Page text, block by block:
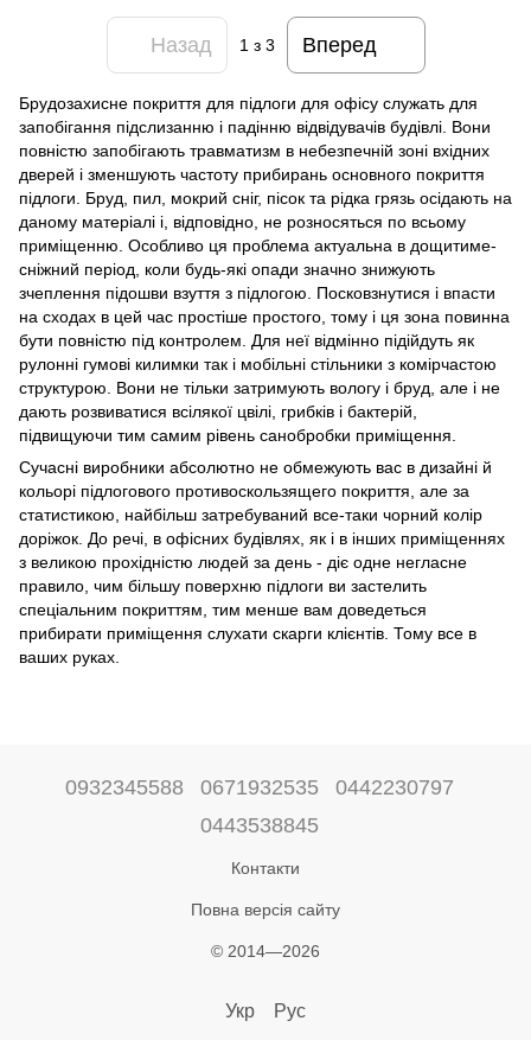
Назад 1 з 3 Вперед
Брудозахисне покриття для підлоги для офісу служать для
запобігання підслизанню і падінню відвідувачів будівлі. Вони
повністю запобігають травматизм в небезпечній зоні вхідних
дверей і зменшують частоту прибирань основного покриття
підлоги. Бруд, пил, мокрий сніг, пісок та рідка грязь осідають на
даному матеріалі і, відповідно, не розносяться по всьому
приміщенню. Особливо ця проблема актуальна в дощитиме-
сніжний період, коли будь-які опади значно знижують
зчеплення підошви взуття з підлогою. Посковзнутися і впасти
на сходах в цей час простіше простого, тому і ця зона повинна
бути повністю під контролем. Для неї відмінно підійдуть як
рулонні гумові килимки так і мобільні стільники з комірчастою
структурою. Вони не тільки затримують вологу і бруд, але і не
дають розвиватися всілякої цвілі, грибків і бактерій,
підвищуючи тим самим рівень санобробки приміщення.
Сучасні виробники абсолютно не обмежують вас в дизайні й
кольорі підлогового противоскользящего покриття, але за
статистикою, найбільш затребуваний все-таки чорний колір
доріжок. До речі, в офісних будівлях, як і в інших приміщеннях
з великою прохідністю людей за день - діє одне негласне
правило, чим більшу поверхню підлоги ви застелить
спеціальним покриттям, тим менше вам доведеться
прибирати приміщення слухати скарги клієнтів. Тому все в
ваших руках.
0932345588 0671932535
0442230797
0443538845
Контакти
Повна версія сайту
© 2014—2026
Укр Рус